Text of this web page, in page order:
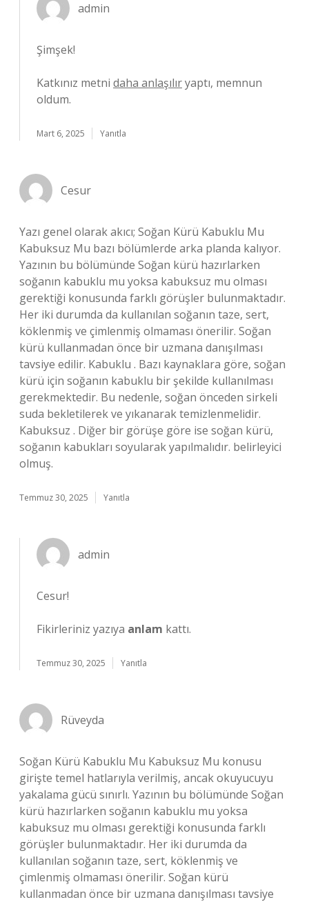
admin
Şimşek!
Katkınız metni daha anlaşılıryaptı, memnun
oldum.
Mart 6, 2025 Yanıtla
Cesur
Yazı genel olarak akıcı; Soğan Kürü Kabuklu Mu
Kabuksuz Mu bazı bölümlerde arka planda kalıyor.
Yazının bu bölümünde Soğan kürü hazırlarken
soğanın kabuklu mu yoksa kabuksuz mu olması
gerektiği konusunda farklı görüşler bulunmaktadır.
Her iki durumda da kullanılan soğanın taze, sert,
köklenmiş ve çimlenmiş olmaması önerilir. Soğan
kürü kullanmadan önce bir uzmana danışılması
tavsiye edilir. Kabuklu . Bazı kaynaklara göre, soğan
kürü için soğanın kabuklu bir şekilde kullanılması
gerekmektedir. Bu nedenle, soğan önceden sirkeli
suda bekletilerek ve yıkanarak temizlenmelidir.
Kabuksuz . Diğer bir görüşe göre ise soğan kürü,
soğanın kabukları soyularak yapılmalıdır. belirleyici
olmuş.
Temmuz 30, 2025 Yanıtla
admin
Cesur!
Fikirleriniz yazıya anlam kattı.
Temmuz 30, 2025 Yanıtla
Rüveyda
Soğan Kürü Kabuklu Mu Kabuksuz Mu konusu
girişte temel hatlarıyla verilmiş, ancak okuyucuyu
yakalama gücü sınırlı. Yazının bu bölümünde Soğan
kürü hazırlarken soğanın kabuklu mu yoksa
kabuksuz mu olması gerektiği konusunda farklı
görüşler bulunmaktadır. Her iki durumda da
kullanılan soğanın taze, sert, köklenmiş ve
çimlenmiş olmaması önerilir. Soğan kürü
kullanmadan önce bir uzmana danışılması tavsiye